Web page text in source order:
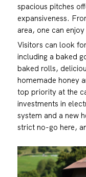
spacious pitches
expansiveness.
area, one can
Visitors can look
including a baked
baked rolls,
homemade honey
top priority at the
investments in
system and a new
strict no-go here,